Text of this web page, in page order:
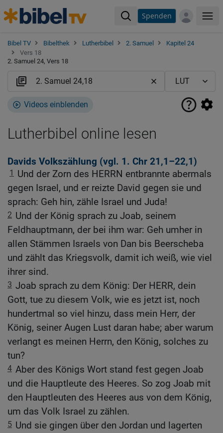
Spenden
Bibel TV Bibelthek Lutherbibel 2. Samuel
Kapitel 24
Vers 18
2. Samuel 24, Vers 18
Videos einblenden
Lutherbibel online lesen
Davids Volkszählung (vgl. 1. Chr 21,1–22,1)
1
Und der Zorn des HERRN entbrannte abermals
gegen Israel, und er reizte David gegen sie und
sprach: Geh hin, zähle Israel und Juda!
2 Und der König sprach zu Joab, seinem
Feldhauptmann, der bei ihm war: Geh umher in
allen Stämmen Israels von Dan bis Beerscheba
und zählt das Kriegsvolk, damit ich weiß, wie viel
ihrer sind.
3 Joab sprach zu dem König: Der HERR, dein
Gott, tue zu diesem Volk, wie es jetzt ist, noch
hundertmal so viel hinzu, dass mein Herr, der
König, seiner Augen Lust daran habe; aber warum
verlangt es meinen Herrn, den König, solches zu
tun?
4 Aber des Königs Wort stand fest gegen Joab
und die Hauptleute des Heeres. So zog Joab mit
den Hauptleuten des Heeres aus von dem König,
um das Volk Israel zu zählen.
5 Und sie gingen über den Jordan und lagerten